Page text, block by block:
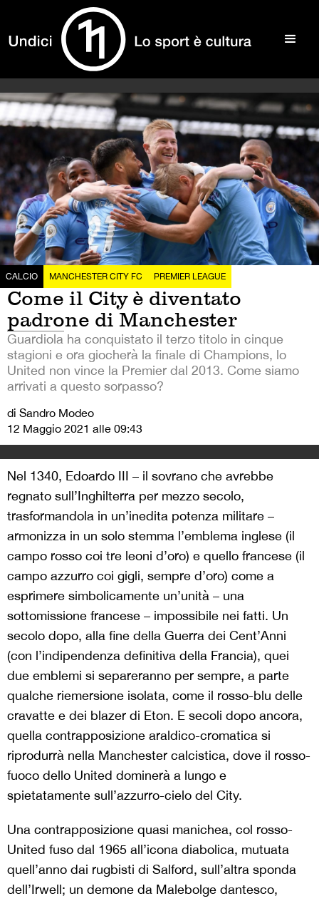
CALCIO MANCHESTER CITY FC PREMIER LEAGUE
Come il City è diventato
padrone di Manchester
Guardiola ha conquistato il terzo titolo in cinque
stagioni e ora giocherà la finale di Champions, lo
United non vince la Premier dal 2013. Come siamo
arrivati a questo sorpasso?
di Sandro Modeo
12 Maggio 2021 alle 09:43
Nel 1340, Edoardo III – il sovrano che avrebbe
regnato sull’Inghilterra per mezzo secolo,
trasformandola in un’inedita potenza militare –
armonizza in un solo stemma l’emblema inglese (il
campo rosso coi tre leoni d’oro) e quello francese (il
campo azzurro coi gigli, sempre d’oro) come a
esprimere simbolicamente un’unità – una
sottomissione francese – impossibile nei fatti. Un
secolo dopo, alla fine della Guerra dei Cent’Anni
(con l’indipendenza definitiva della Francia), quei
due emblemi si separeranno per sempre, a parte
qualche riemersione isolata, come il rosso-blu delle
cravatte e dei blazer di Eton. E secoli dopo ancora,
quella contrapposizione araldico-cromatica si
riprodurrà nella Manchester calcistica, dove il rosso-
fuoco dello United dominerà a lungo e
spietatamente sull’azzurro-cielo del City.
Una contrapposizione quasi manichea, col rosso-
United fuso dal 1965 all’icona diabolica, mutuata
quell’anno dai rugbisti di Salford, sull’altra sponda
dell’Irwell; un demone da Malebolge dantesco,